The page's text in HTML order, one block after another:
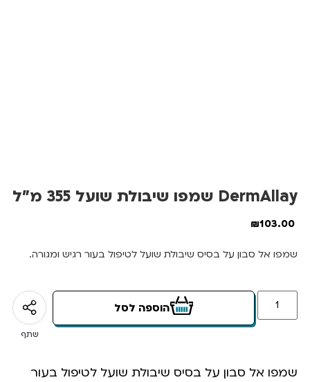
DermAllay שמפו שיבולת שועל 355 מ”ל
103.00
₪
שמפו אל סבון על בסיס שיבולת שועל לטיפול בעור רגיש ומגורה.
הוספה לסל
שתף
שמפו אל סבון על בסיס שיבולת שועל לטיפול בעור